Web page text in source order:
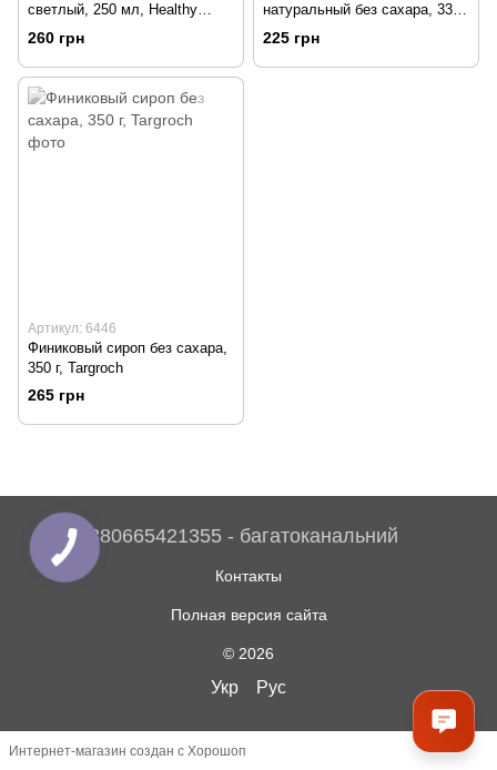
светлый, 250 мл, Healthy
Generation
260 грн
натуральный без сахара, 330
г, Green Lane
225 грн
Артикул: 6446
Финиковый сироп без сахара,
350 г, Targroch
265 грн
380665421355 - багатоканальний
Контакты
Полная версия сайта
© 2026
Укр Рус
Интернет-магазин создан с Хорошоп